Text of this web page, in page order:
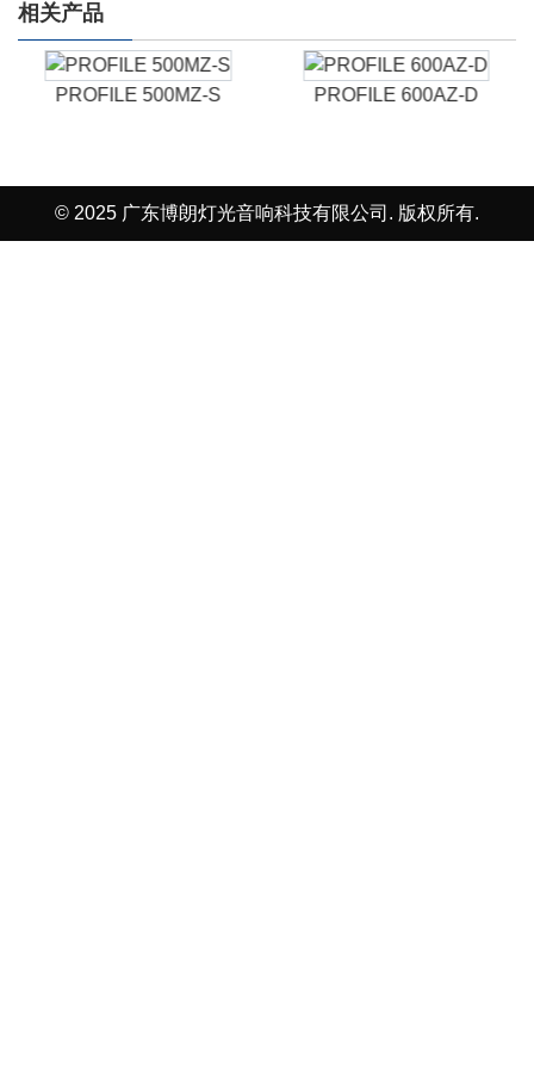
相关产品
PROFILE 500MZ-S PROFILE 600AZ-D
© 2025 广东博朗灯光音响科技有限公司. 版权所有.